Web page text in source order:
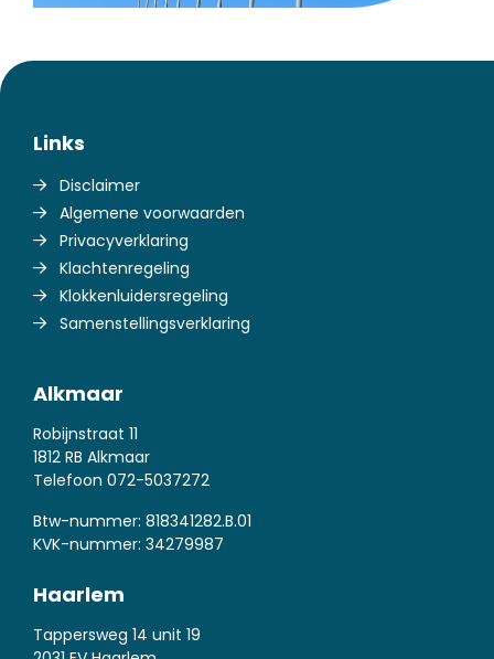
Links
Disclaimer
Algemene voorwaarden
Privacyverklaring
Klachtenregeling
Klokkenluidersregeling
Samenstellingsverklaring
Alkmaar
Robijnstraat 11
1812 RB Alkmaar
Telefoon 072-5037272
Btw-nummer: 818341282.B.01
KVK-nummer: 34279987
Haarlem
Tappersweg 14 unit 19